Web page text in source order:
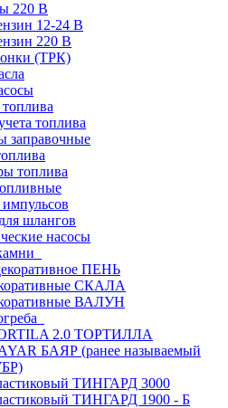
220 В
12-24 В
220 В
(ТРК)
топлива
заправочные
топлива
шлангов
насосы
ПЕНЬ
СКАЛА
ВАЛУН
2.0 ТОРТИЛЛА
БАЯР (ранее называемый
ТИНГАРД 3000
ТИНГАРД 1900 - Б